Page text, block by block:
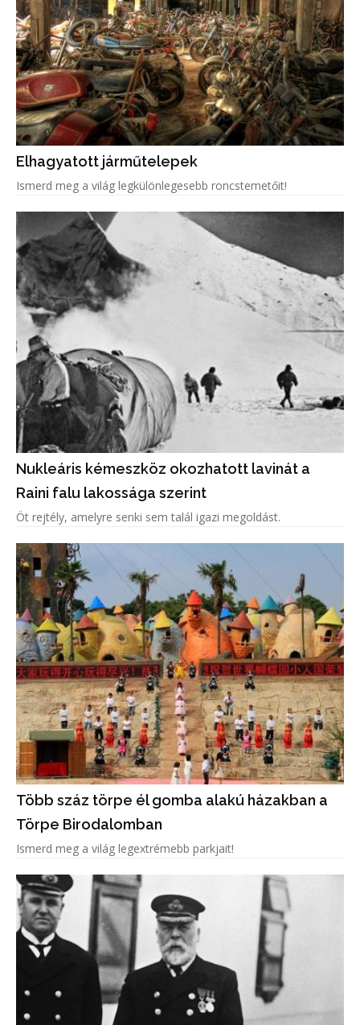
Elhagyatott járműtelepek
Ismerd meg a világ legkülönlegesebb roncstemetőit!
Nukleáris kémeszköz okozhatott lavinát a
Raini falu lakossága szerint
Öt rejtély, amelyre senki sem talál igazi megoldást.
Több száz törpe él gomba alakú házakban a
Törpe Birodalomban
Ismerd meg a világ legextrémebb parkjait!